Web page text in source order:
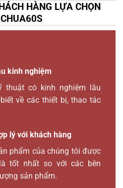
HÀNG LỰA CHỌN
kinh nghiệm
thuật có kinh nghiệm lâu
về các thiết bị, thao tác
lý với khách hàng
phẩm của chúng tôi được
tốt nhất so với các bên
sản phẩm.